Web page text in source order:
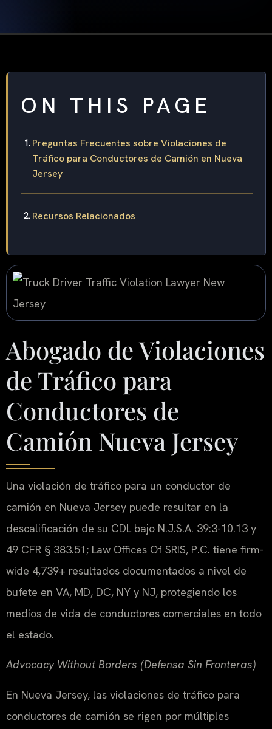
ON THIS PAGE
Preguntas Frecuentes sobre Violaciones de
Tráfico para Conductores de Camión en Nueva
Jersey
Recursos Relacionados
Abogado de Violaciones
de Tráfico para
Conductores de
Camión Nueva Jersey
Una violación de tráfico para un conductor de
camión en Nueva Jersey puede resultar en la
descalificación de su CDL bajo N.J.S.A. 39:3-10.13 y
49 CFR § 383.51; Law Offices Of SRIS, P.C. tiene firm-
wide 4,739+ resultados documentados a nivel de
bufete en VA, MD, DC, NY y NJ, protegiendo los
medios de vida de conductores comerciales en todo
el estado.
Advocacy Without Borders (Defensa Sin Fronteras)
En Nueva Jersey, las violaciones de tráfico para
conductores de camión se rigen por múltiples